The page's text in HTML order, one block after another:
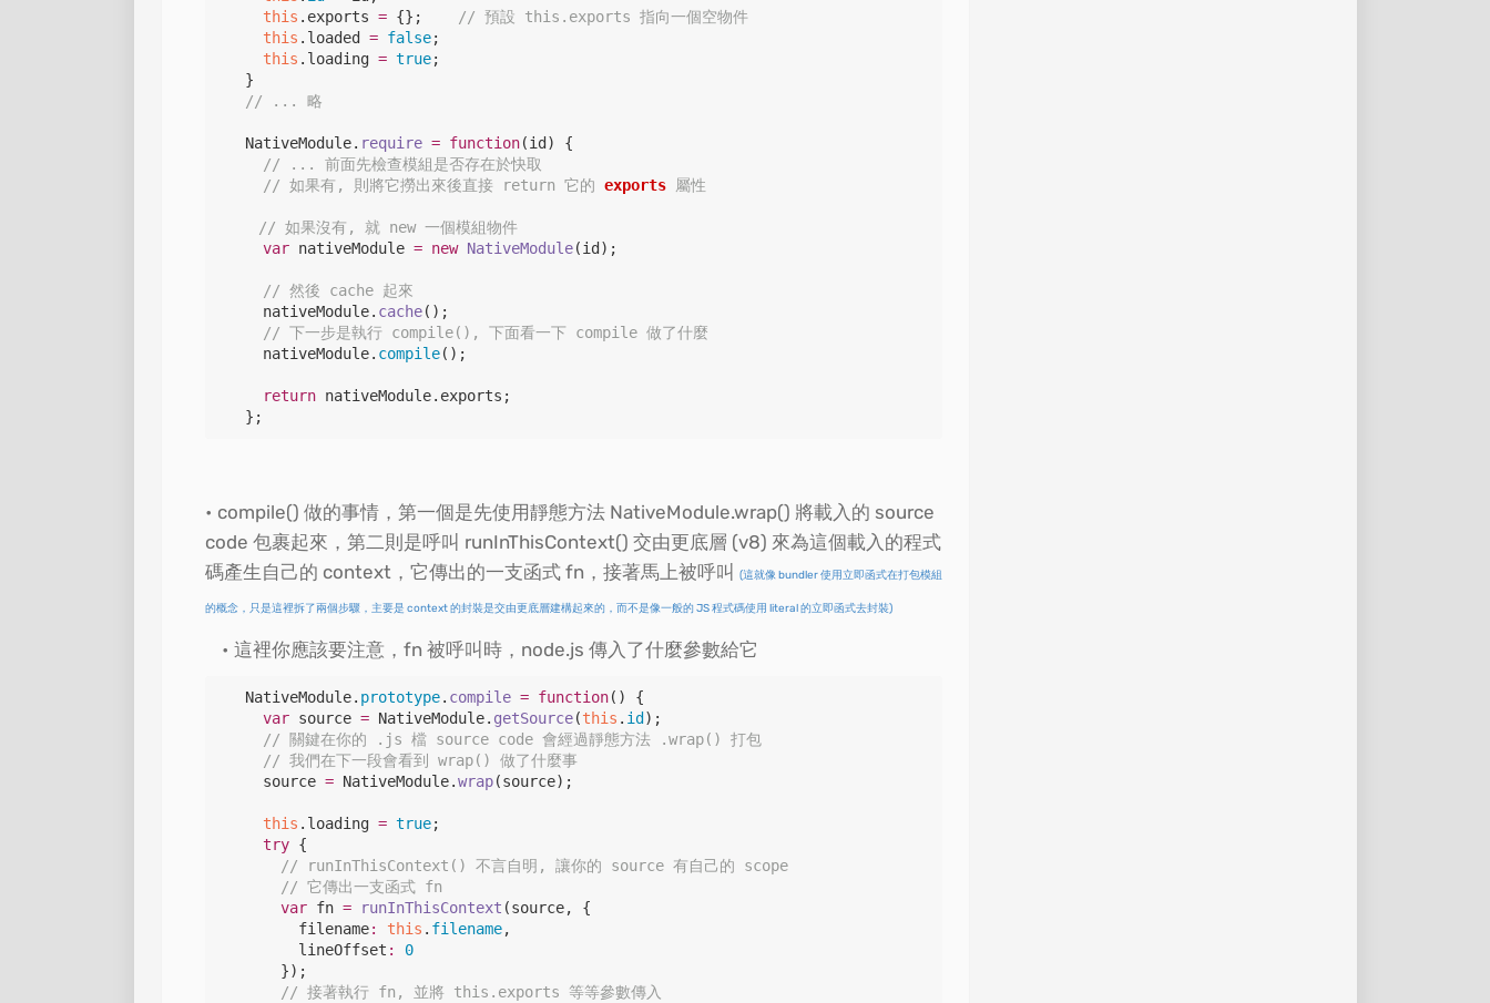
this . exports = {};
// 預設 this.exports 指向一個空物件
this . loaded = false;
this . loading = true;
// ... 略
NativeModule. require = function(id ) {
// ... 前面先檢查模組是否存在於快取
    // 如果有, 則將它撈出來後直接 return 它的
exports 屬性
// 如果沒有, 就 new 一個模組物件
var nativeModule = new NativeModule(id);
// 然後 cache 起來
nativeModule. cache();
// 下一步是執行 compile(), 下面看一下 compile 做了什麼
nativeModule. compile();
return nativeModule. exports ;
  };
compile() 做的事情，第一個是先使用靜態方法 NativeModule.wrap() 將載入的 source
code 包裹起來，第二則是呼叫 runInThisContext() 交由更底層 (v8) 來為這個載入的程式
碼產生自己的 context，它傳出的一支函式 fn，接著馬上被呼叫
(這就像 bundler 使用立即函式在打包模組
的概念，只是這裡拆了兩個步驟，主要是 context 的封裝是交由更底層建構起來的，而不是像一般的 JS 程式碼使用 literal 的立即函式去封裝)
這裡你應該要注意，fn 被呼叫時，node.js 傳入了什麼參數給它
NativeModule. prototype. compile = function() {
var source = NativeModule. getSource(this . id );
// 關鍵在你的 .js 檔 source code 會經過靜態方法 .wrap() 打包
// 我們在下一段會看到 wrap() 做了什麼事
    source
= NativeModule.wrap(source);
this . loading = true;
try {
// runInThisContext() 不言自明, 讓你的 source 有自己的 scope
// 它傳出一支函式 fn
var fn = runInThisContext (source, {
        filename
: this . filename,
        lineOffset
:
0
// 接著執行 fn, 並將 this.exports 等等參數傳入